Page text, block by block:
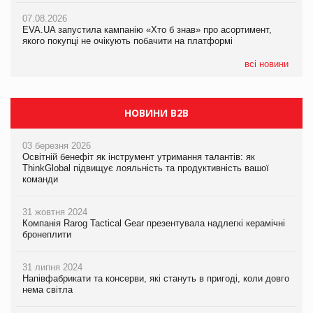
07.08.2026
EVA.UA запустила кампанію «Хто б знав» про асортимент,
якого покупці не очікують побачити на платформі
всі новини
05.08.2026
Мережа супермаркетів VARUS купує мережу магазинів
НОВИНИ B2B
03 березня 2026
Освітній бенефіт як інструмент утримання талантів: як
ThinkGlobal підвищує лояльність та продуктивність вашої
команди
31 жовтня 2024
Компанія Rarog Tactical Gear презентувала надлегкі керамічні
бронеплити
31 липня 2024
Напівфабрикати та консерви, які стануть в пригоді, коли довго
нема світла